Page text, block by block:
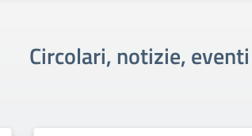
Circolari, notizie,